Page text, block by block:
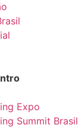
Expo
Summit Brasil